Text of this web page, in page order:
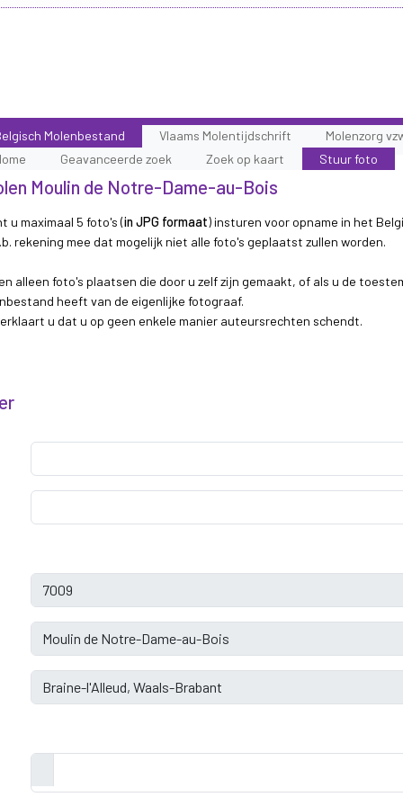
Molenbestand
Geavanceerde zoek Zoek op kaart Stuur foto
Vlaams Molentijdschrift Molenzorg
Moulin de Notre-Dame-au-Bois
u maximaal 5 foto's (in JPG formaat) insturen voor opname in het
rekening mee dat mogelijk niet alle foto's geplaatst zullen worden.
alleen foto's plaatsen die door u zelf zijn gemaakt, of als u de
heeft van de eigenlijke fotograaf.
u dat u op geen enkele manier auteursrechten schendt.